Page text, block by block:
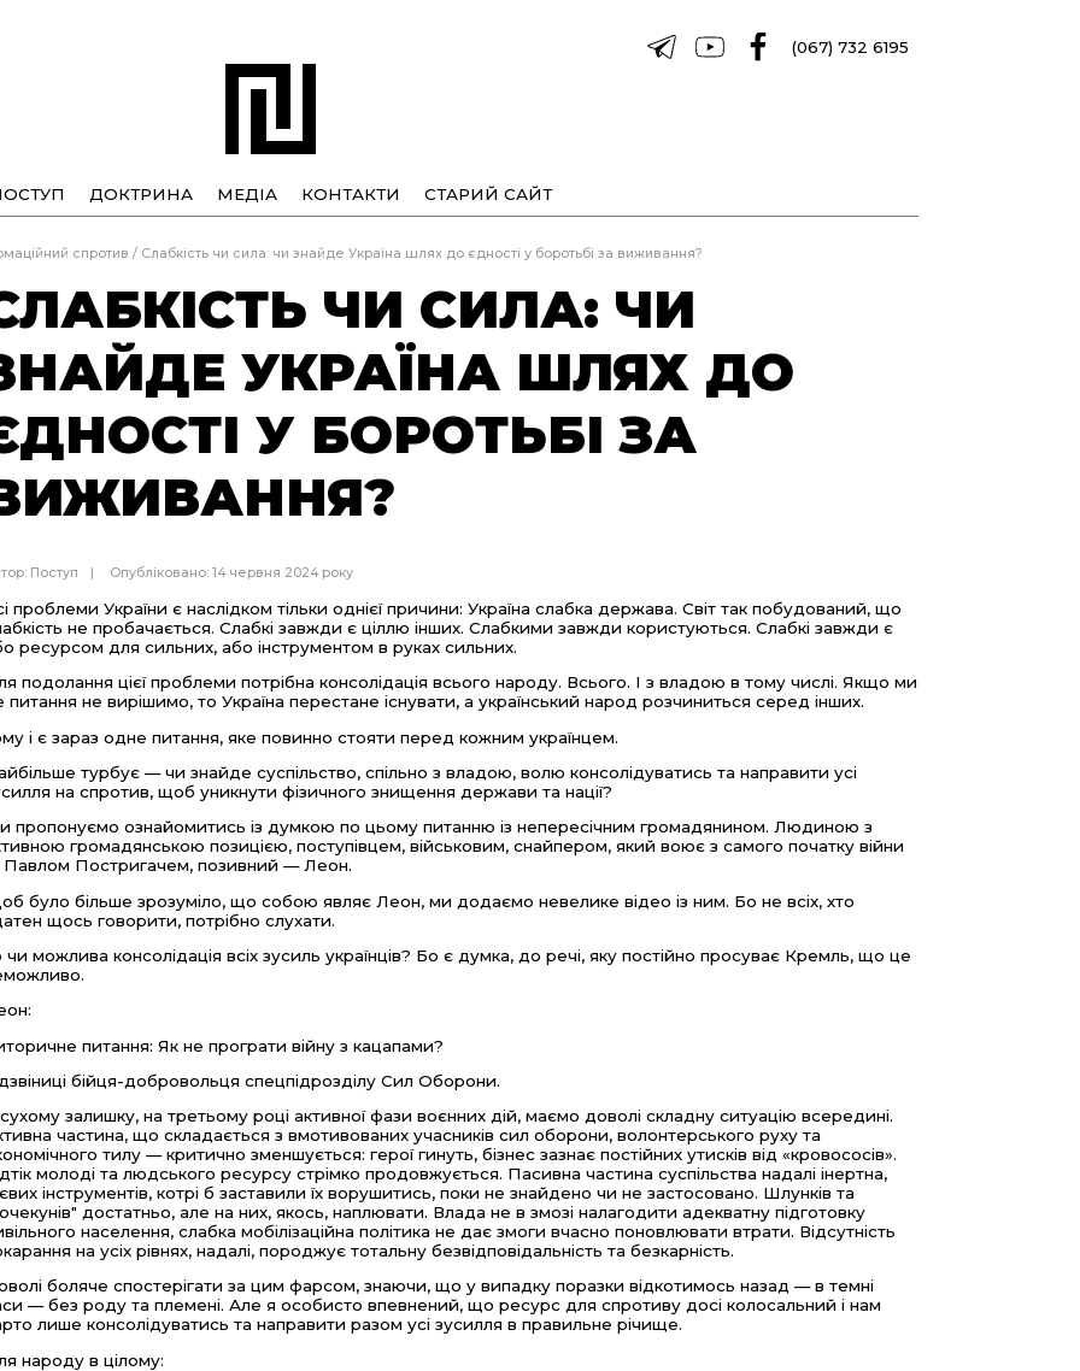
(067) 732 6195
ДОКТРИНА МЕДІА КОНТАКТИ СТАРИЙ САЙТ
спротив / Слабкість чи сила: чи знайде Україна шлях до єдності у боротьбі за виживання?
ЧИ СИЛА: ЧИ
УКРАЇНА ШЛЯХ ДО
У БОРОТЬБІ ЗА
Поступ Опубліковано: 14 червня 2024 року
проблеми України є наслідком тільки однієї причини: Україна слабка держава. Світ так побудований, що
не пробачається. Слабкі завжди є ціллю інших. Слабкими завжди користуються. Слабкі завжди є
ресурсом для сильних, або інструментом в руках сильних.
подолання цієї проблеми потрібна консолідація всього народу. Всього. І з владою в тому числі. Якщо ми
питання не вирішимо, то Україна перестане існувати, а український народ розчиниться серед інших.
і є зараз одне питання, яке повинно стояти перед кожним українцем.
турбує — чи знайде суспільство, спільно з владою, волю консолідуватись та направити усі
на спротив, щоб уникнути фізичного знищення держави та нації?
пропонуємо ознайомитись із думкою по цьому питанню із непересічним громадянином. Людиною з
громадянською позицією, поступівцем, військовим, снайпером, який воює з самого початку війни
Постригачем, позивний — Леон.
було більше зрозуміло, що собою являє Леон, ми додаємо невелике відео із ним. Бо не всіх, хто
щось говорити, потрібно слухати.
чи можлива консолідація всіх зусиль українців? Бо є думка, до речі, яку постійно просуває Кремль, що це
питання: Як не програти війну з кацапами?
бійця-добровольця спецпідрозділу Сил Оборони.
залишку, на третьому році активної фази воєнних дій, маємо доволі складну ситуацію всередині.
частина, що складається з вмотивованих учасників сил оборони, волонтерського руху та
тилу — критично зменшується: герої гинуть, бізнес зазнає постійних утисків від «кровососів».
молоді та людського ресурсу стрімко продовжується. Пасивна частина суспільства надалі інертна,
інструментів, котрі б заставили їх ворушитись, поки не знайдено чи не застосовано. Шлунків та
достатньо, але на них, якось, наплювати. Влада не в змозі налагодити адекватну підготовку
населення, слабка мобілізаційна політика не дає змоги вчасно поновлювати втрати. Відсутність
на усіх рівнях, надалі, породжує тотальну безвідповідальність та безкарність.
боляче спостерігати за цим фарсом, знаючи, що у випадку поразки відкотимось назад — в темні
— без роду та племені. Але я особисто впевнений, що ресурс для спротиву досі колосальний і нам
лише консолідуватись та направити разом усі зусилля в правильне річище.
народу в цілому: